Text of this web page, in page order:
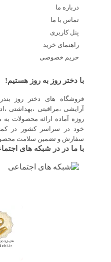
درباره ما
تماس با ما
پنل کاربری
راهنمای خرید
حریم خصوصی
با دختر روز به روز هستیم!
فروشگاه های دختر روز
آرایشی ،مراقبتی ،بهداشتی
روزه آماده ارائه محصولات
خود در سراسر کشور در
سفارش و تضمین سلامت
با ما در در شبکه های